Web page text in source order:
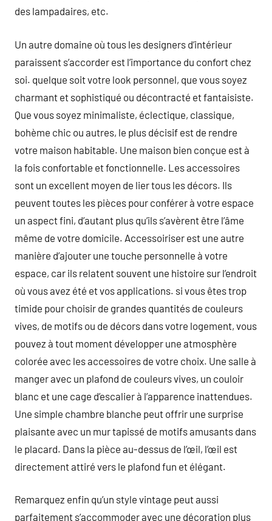
des lampadaires, etc.
Un autre domaine où tous les designers d’intérieur
paraissent s’accorder est l’importance du confort chez
soi. quelque soit votre look personnel, que vous soyez
charmant et sophistiqué ou décontracté et fantaisiste.
Que vous soyez minimaliste, éclectique, classique,
bohème chic ou autres, le plus décisif est de rendre
votre maison habitable. Une maison bien conçue est à
la fois confortable et fonctionnelle. Les accessoires
sont un excellent moyen de lier tous les décors. Ils
peuvent toutes les pièces pour conférer à votre espace
un aspect fini, d’autant plus qu’ils s’avèrent être l’âme
même de votre domicile. Accessoiriser est une autre
manière d’ajouter une touche personnelle à votre
espace, car ils relatent souvent une histoire sur l’endroit
où vous avez été et vos applications. si vous êtes trop
timide pour choisir de grandes quantités de couleurs
vives, de motifs ou de décors dans votre logement, vous
pouvez à tout moment développer une atmosphère
colorée avec les accessoires de votre choix. Une salle à
manger avec un plafond de couleurs vives, un couloir
blanc et une cage d’escalier à l’apparence inattendues.
Une simple chambre blanche peut offrir une surprise
plaisante avec un mur tapissé de motifs amusants dans
le placard. Dans la pièce au-dessus de l’œil, l’œil est
directement attiré vers le plafond fun et élégant.
Remarquez enfin qu’un style vintage peut aussi
parfaitement s’accommoder avec une décoration plus